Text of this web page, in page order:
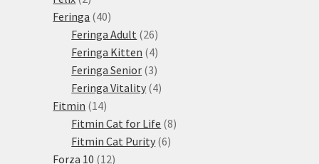
produkty
Feringa 4040
produktů
Feringa Adult 2626
produktů
Feringa Kitten 44
produkty
Feringa Senior 33
produkty
Feringa Vitality 44
Fitmin 1414
produktů
Fitmin Cat for Life 88
Fitmin Cat Purity 66
Forza 10 1212